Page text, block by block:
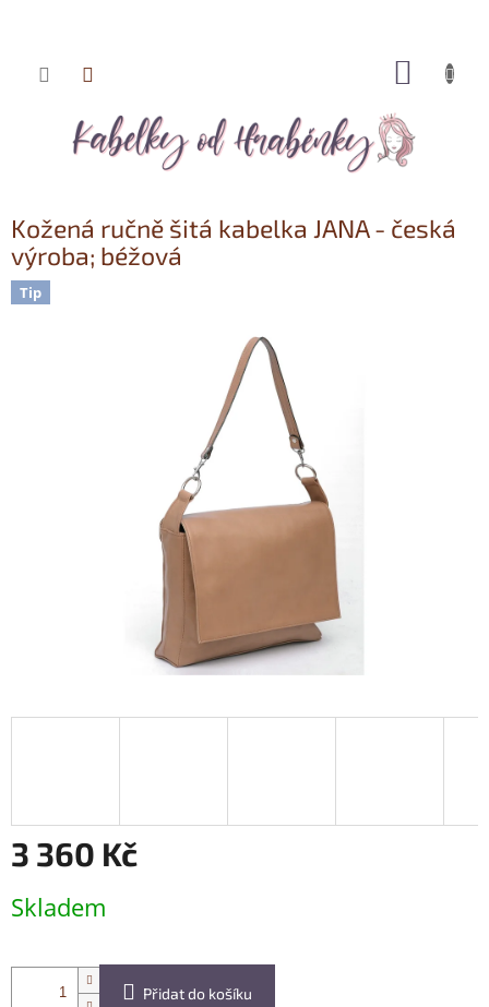
Přejít
Kožená ručně šitá kabelka JANA - česká
výroba; béžová
Tip
3 360 Kč
cena:
Skladem
Přidat do košíku